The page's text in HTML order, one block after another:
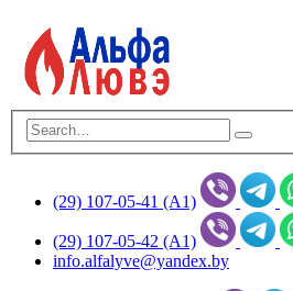
(29) 107-05-41 (А1)
(29) 107-05-42 (А1)
info.alfalyve@yandex.by